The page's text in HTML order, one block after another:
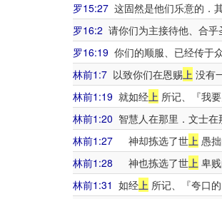
罗15:27 这固然是他们乐意的．
罗16:2 请你们为主接待他、合
罗16:19 你们的顺服、已经传于
林前1:7 以致你们在恩赐上 没有
林前1:19 就如经上 所记、『我
林前1:20 智慧人在那里．文士
林前1:27 神却拣选了世上 愚
林前1:28 神也拣选了世上 卑
林前1:31 如经上 所记、『夸口